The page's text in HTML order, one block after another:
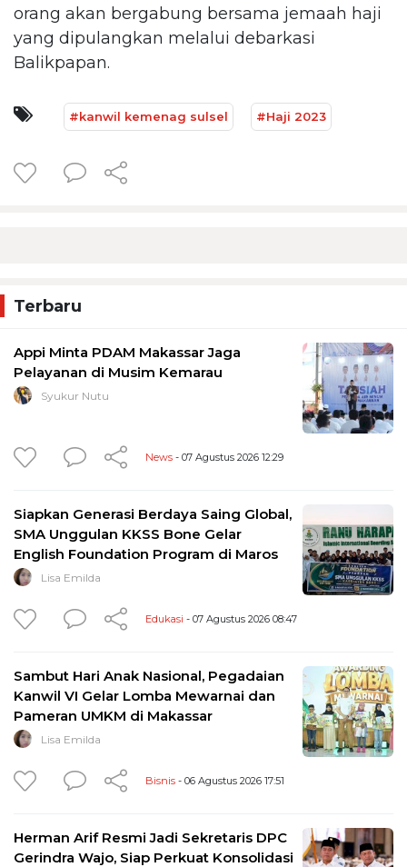
orang akan bergabung bersama jemaah haji
yang dipulangkan melalui debarkasi
Balikpapan.
#kanwil kemenag sulsel #Haji 2023
Terbaru
Appi Minta PDAM Makassar Jaga
Pelayanan di Musim Kemarau
Syukur Nutu
News - 07 Agustus 2026 12:29
Siapkan Generasi Berdaya Saing Global,
SMA Unggulan KKSS Bone Gelar
English Foundation Program di Maros
Lisa Emilda
Edukasi - 07 Agustus 2026 08:47
Sambut Hari Anak Nasional, Pegadaian
Kanwil VI Gelar Lomba Mewarnai dan
Pameran UMKM di Makassar
Lisa Emilda
Bisnis - 06 Agustus 2026 17:51
Herman Arif Resmi Jadi Sekretaris DPC
Gerindra Wajo, Siap Perkuat Konsolidasi